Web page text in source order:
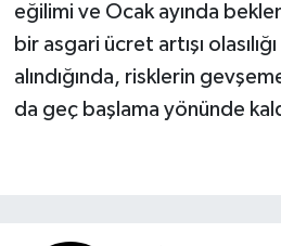
eğilimi ve Ocak ayında
bir asgari ücret artışı
alındığında, risklerin
da geç başlama yönünde